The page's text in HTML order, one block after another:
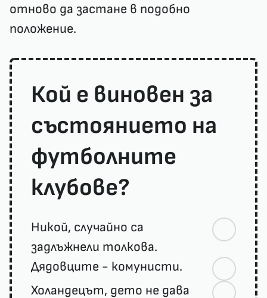
отново да застане в подобно
положение.
Кой е виновен за
състоянието на
футболните
клубове?
Никой, случайно са
задлъжнели толкова.
Дядовците - комунисти.
Холандецът, дето не дава